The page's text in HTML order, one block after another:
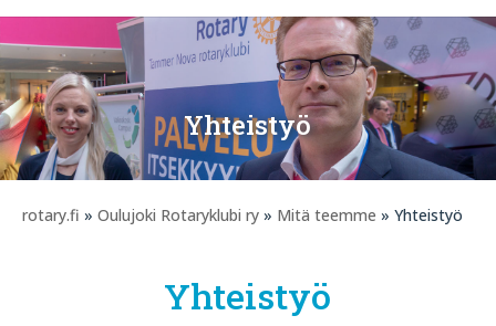
Yhteistyö
rotary.fi » Oulujoki Rotaryklubi ry » Mitä teemme » Yhteistyö
Yhteistyö